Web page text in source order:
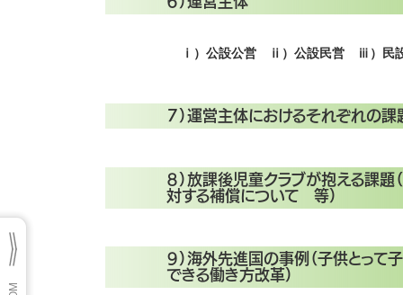
ⅰ）公設公営 ⅱ）公設民営 ⅲ）民設
７）運営主体におけるそれぞれの課
８）放課後児童クラブが抱える課
対する補償について 等）
９）海外先進国の事例（子供とっ
できる働き方改革）